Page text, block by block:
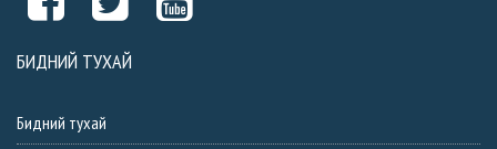
БИДНИЙ ТУХАЙ
Бидний тухай